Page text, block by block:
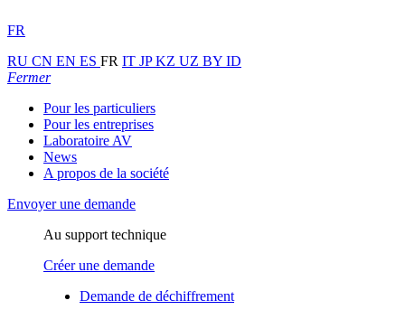
FR
RU CN EN ES FR IT JPKZ UZ BY ID
Fermer
Pour les particuliers
Pour les entreprises
Laboratoire AV
News
A propos de la société
Envoyer une demande
Au support technique
Créer une demande
Demande de déchiffrement